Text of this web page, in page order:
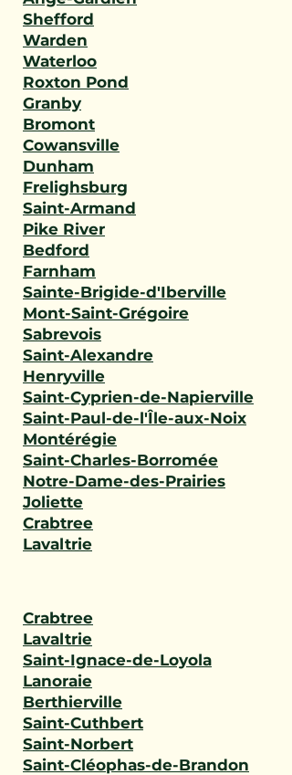
Shefford
Warden
Waterloo
Roxton Pond
Granby
Bromont
Cowansville
Dunham
Frelighsburg
Saint-Armand
Pike River
Bedford
Farnham
Sainte-Brigide-d'Iberville
Mont-Saint-Grégoire
Sabrevois
Saint-Alexandre
Henryville
Saint-Cyprien-de-Napierville
Saint-Paul-de-l'Île-aux-Noix
Montérégie
Saint-Charles-Borromée
Notre-Dame-des-Prairies
Joliette
Crabtree
Lavaltrie
Crabtree
Lavaltrie
Saint-Ignace-de-Loyola
Lanoraie
Berthierville
Saint-Cuthbert
Saint-Norbert
Saint-Cléophas-de-Brandon